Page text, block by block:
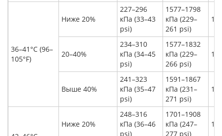
36–41°C (96–
105°F)
Ниже 20%
227–296
кПа (33–43
psi)
1577–1798
кПа (229–
261 psi)
20–40%
234–310
кПа (34–45
psi)
1577–1832
кПа (229–
266 psi)
Выше 40%
241–323
кПа (35–47
psi)
1591–1867
кПа (231–
271 psi)
Ниже 20%
248–316
кПа (36–46
psi)
1701–1908
кПа (247–
277 psi)